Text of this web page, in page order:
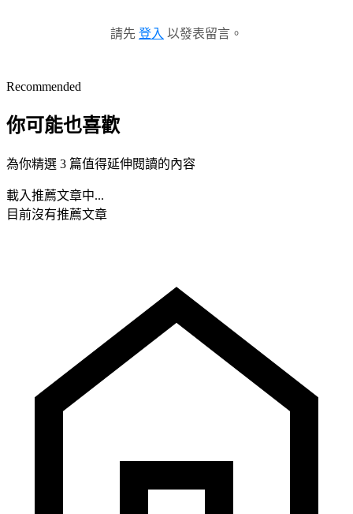
請先 登入 以發表留言。
Recommended
你可能也喜歡
為你精選 3 篇值得延伸閱讀的內容
載入推薦文章中...
目前沒有推薦文章